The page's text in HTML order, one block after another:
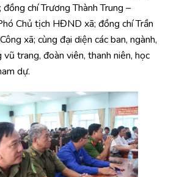
chí Trương Thành Trung –
Chủ tịch HĐND xã; đồng chí Trần
xã; cùng đại diện các ban, ngành,
trang, đoàn viên, thanh niên, học
dự.